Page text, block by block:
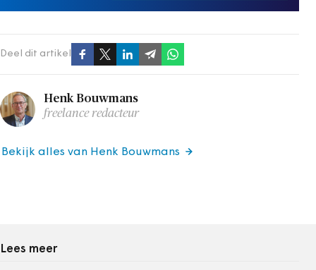
Deel dit artikel
Henk Bouwmans
freelance redacteur
Bekijk alles van Henk Bouwmans
Lees meer